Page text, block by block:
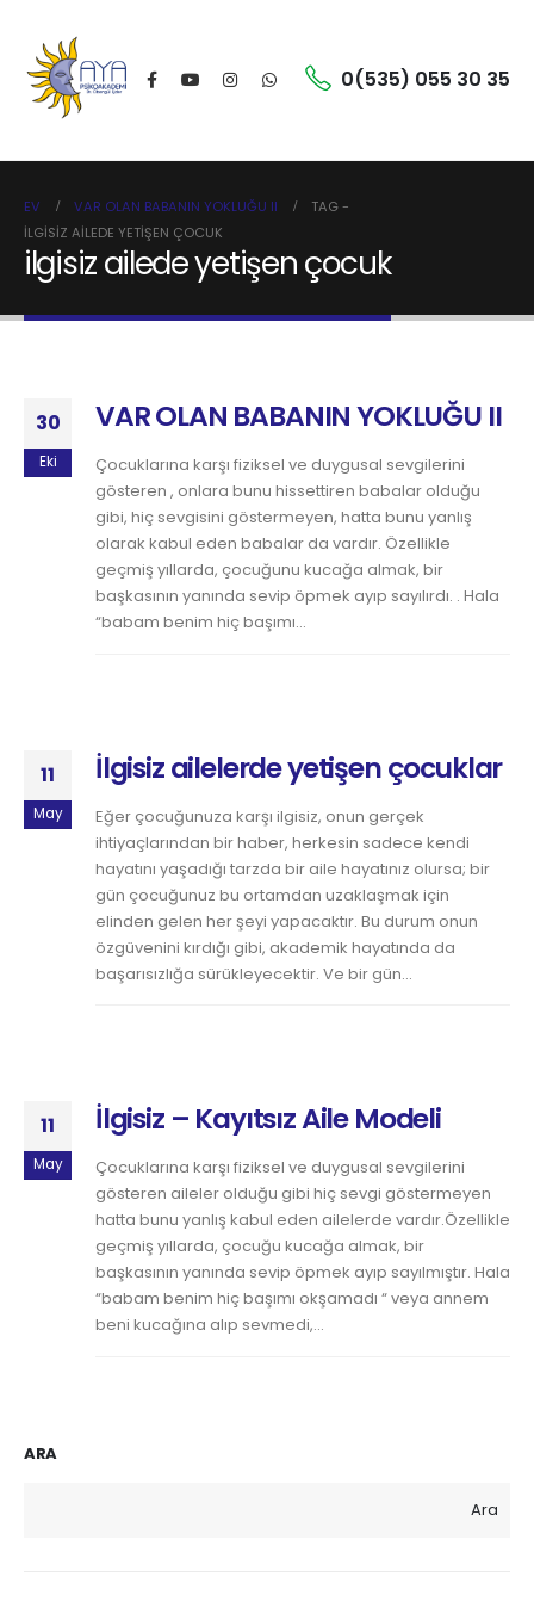
0(535) 055 30 35
EV VAR OLAN BABANIN YOKLUĞU II
TAG -
ILGISIZ AILEDE YETIŞEN ÇOCUK
ilgisiz ailede yetişen çocuk
30
Eki
VAR OLAN BABANIN YOKLUĞU II
Çocuklarına karşı fiziksel ve duygusal sevgilerini
gösteren , onlara bunu hissettiren babalar olduğu
gibi, hiç sevgisini göstermeyen, hatta bunu yanlış
olarak kabul eden babalar da vardır. Özellikle
geçmiş yıllarda, çocuğunu kucağa almak, bir
başkasının yanında sevip öpmek ayıp sayılırdı. . Hala
“babam benim hiç başımı...
11
May
İlgisiz ailelerde yetişen çocuklar
Eğer çocuğunuza karşı ilgisiz, onun gerçek
ihtiyaçlarından bir haber, herkesin sadece kendi
hayatını yaşadığı tarzda bir aile hayatınız olursa; bir
gün çocuğunuz bu ortamdan uzaklaşmak için
elinden gelen her şeyi yapacaktır. Bu durum onun
özgüvenini kırdığı gibi, akademik hayatında da
başarısızlığa sürükleyecektir. Ve bir gün...
11
May
İlgisiz – Kayıtsız Aile Modeli
Çocuklarına karşı fiziksel ve duygusal sevgilerini
gösteren aileler olduğu gibi hiç sevgi göstermeyen
hatta bunu yanlış kabul eden ailelerde vardır.Özellikle
geçmiş yıllarda, çocuğu kucağa almak, bir
başkasının yanında sevip öpmek ayıp sayılmıştır. Hala
“babam benim hiç başımı okşamadı “ veya annem
beni kucağına alıp sevmedi,...
ARA
Ara